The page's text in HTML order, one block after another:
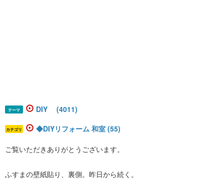
テーマ DIY (4011)
カテゴリ ◆DIYリフォーム 和室 (55)
ご覧いただきありがとうございます。
ふすまの壁紙貼り、裏側。昨日から続く。